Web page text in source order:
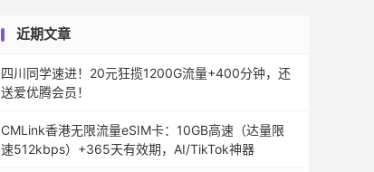
近期文章
四川同学速进！20元狂揽1200G流量+400分钟，还
送爱优腾会员！
CMLink香港无限流量eSIM卡：10GB高速（达量限
速512kbps）+365天有效期，AI/TikTok神器